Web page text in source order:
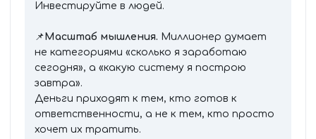
Инвестируйте в людей.
📌 Масштаб мышления. Миллионер думает
не категориями «сколько я заработаю
сегодня», а «какую систему я построю
завтра».
Деньги приходят к тем, кто готов к
ответственности, а не к тем, кто просто
хочет их тратить.